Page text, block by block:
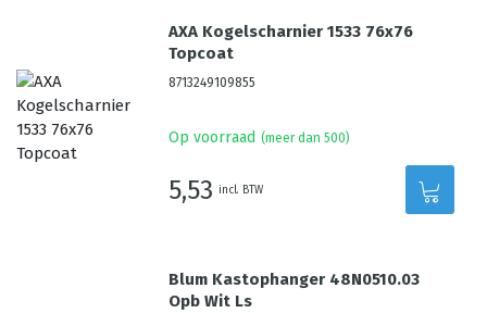
AXA Kogelscharnier 1533 76x76
Topcoat
8713249109855
Op voorraad (meer dan 500)
5,53 incl. BTW
Blum Kastophanger 48N0510.03
Opb Wit Ls